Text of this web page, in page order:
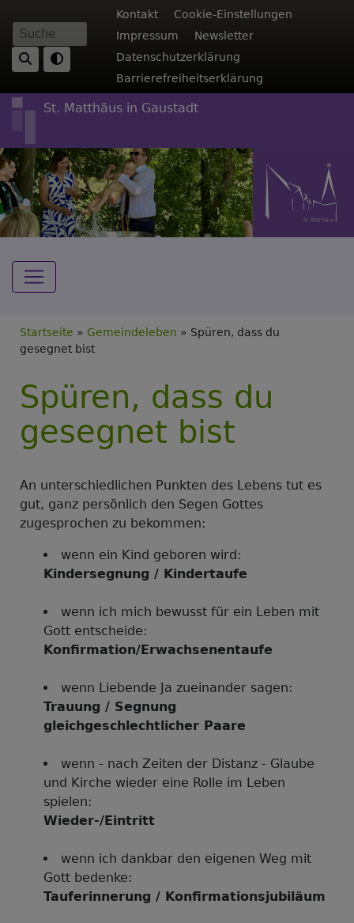
zum
Inhalt
Suche
Fußbereichsmenü
Kontakt
Cookie-Einstellungen
Impressum
Newsletter
Datenschutzerklärung
Barrierefreiheitserklärung
St. Matthäus in Gaustadt
Hauptnavigation
Breadcrumb
Startseite Gemeindeleben
Spüren, dass du
gesegnet bist
Spüren, dass du
gesegnet bist
An unterschiedlichen Punkten des Lebens tut es
gut, ganz persönlich den Segen Gottes
zugesprochen zu bekommen:
wenn ein Kind geboren wird:
Kindersegnung / Kindertaufe
wenn ich mich bewusst für ein Leben mit
Gott entscheide:
Konfirmation/Erwachsenentaufe
wenn Liebende Ja zueinander sagen:
Trauung / Segnung
gleichgeschlechtlicher Paare
wenn - nach Zeiten der Distanz - Glaube
und Kirche wieder eine Rolle im Leben
spielen:
Wieder-/Eintritt
wenn ich dankbar den eigenen Weg mit
Gott bedenke:
Tauferinnerung / Konfirmationsjubiläum